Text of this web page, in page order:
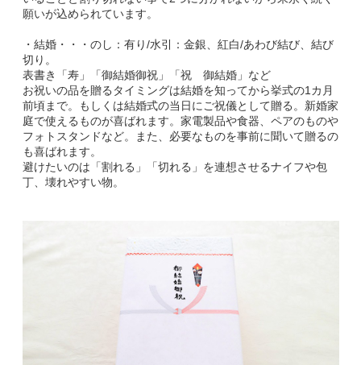
願いが込められています。
・結婚・・・のし：有り/水引：金銀、紅白/あわび結び、結び
切り。
表書き「寿」「御結婚御祝」「祝 御結婚」など
お祝いの品を贈るタイミングは結婚を知ってから挙式の1カ月
前頃まで。もしくは結婚式の当日にご祝儀として贈る。新婚家
庭で使えるものが喜ばれます。家電製品や食器、ペアのものや
フォトスタンドなど。また、必要なものを事前に聞いて贈るの
も喜ばれます。
避けたいのは「割れる」「切れる」を連想させるナイフや包
丁、壊れやすい物。